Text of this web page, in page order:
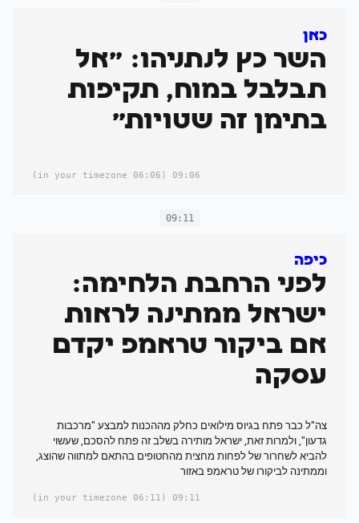
כאן
השר כץ לנתניהו: "אל
תבלבל במוח, תקיפות
בתימן זה שטויות"
09:06
(06:06 in your timezone)
09:11
כיפה
לפני הרחבת הלחימה:
ישראל ממתינה לראות
אם ביקור טראמפ יקדם
עסקה
צה"ל כבר פתח בגיוס מילואים כחלק מההכנות למבצע "מרכבות
גדעון", ולמרות זאת, ישראל מותירה בשלב זה פתח להסכם, שעשוי
להביא לשחרור של לפחות מחצית מהחטופים בהתאם למתווה שהוצג,
וממתינה לביקורו של טראמפ באזור
09:11
(06:11 in your timezone)